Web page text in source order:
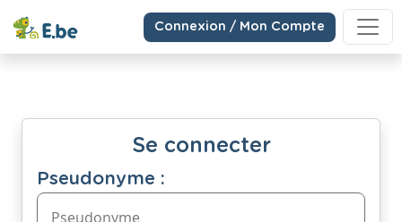
Connexion / Mon Compte
Se connecter
Pseudonyme :